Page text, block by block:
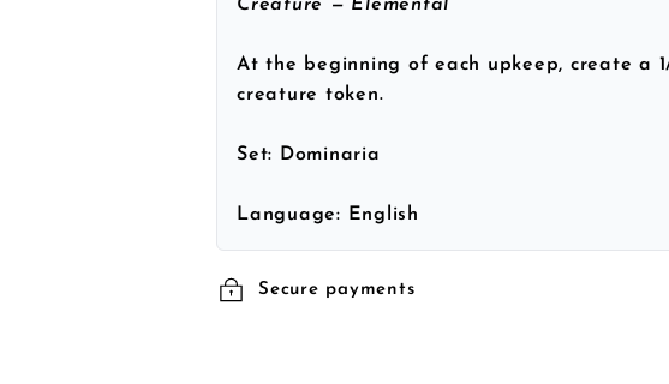
Creature — Elemental
At the beginning of each upkeep, create a
creature token.
Set: Dominaria
Language: English
Secure payments